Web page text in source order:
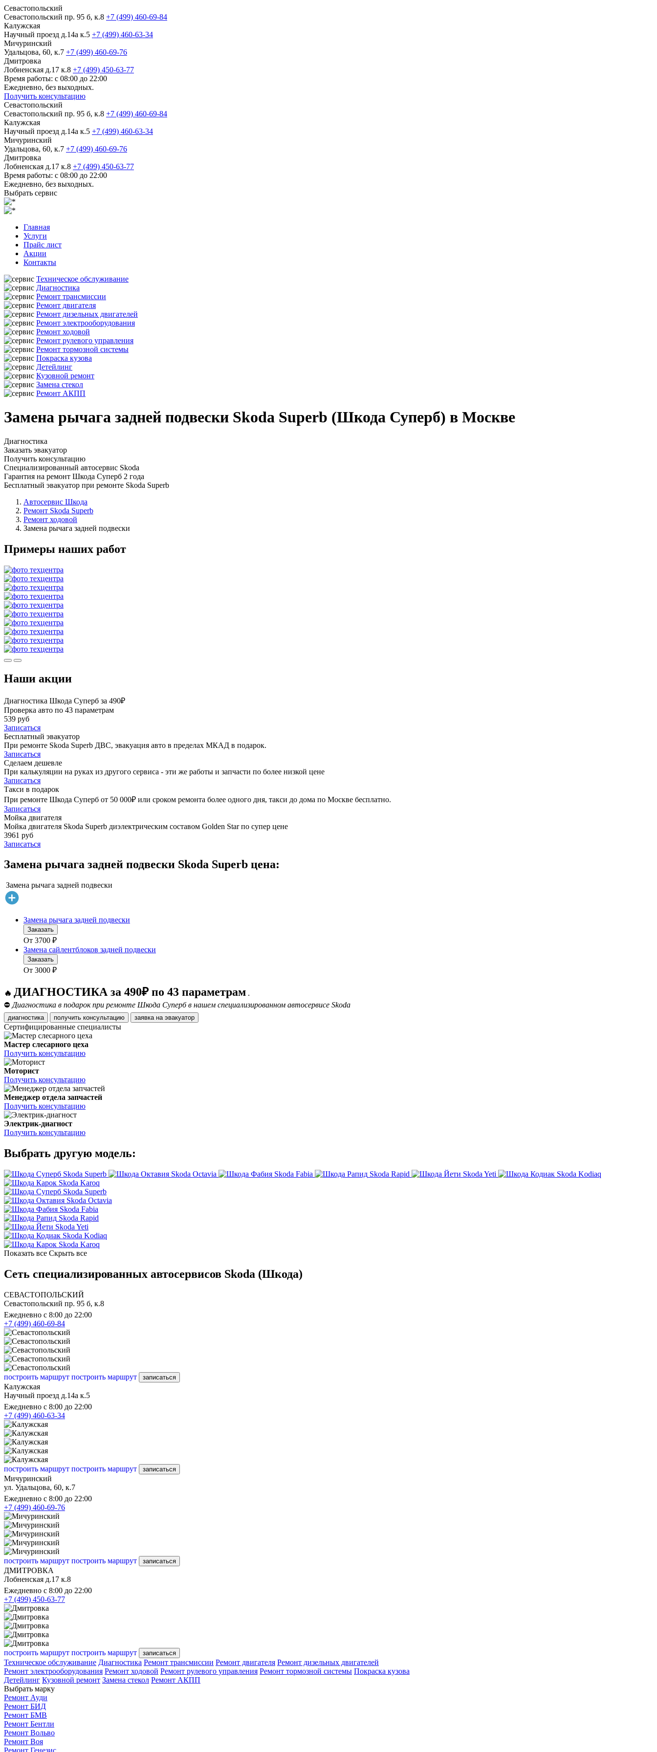
Севастопольский
Севастопольский пр. 95 б, к.8 +7 (499) 460-69-84
Калужская
Научный проезд д.14а к.5 +7 (499) 460-63-34
Мичуринский
Удальцова, 60, к.7 +7 (499) 460-69-76
Дмитровка
Лобненская д.17 к.8 +7 (499) 450-63-77
Время работы: с 08:00 до 22:00
Ежедневно, без выходных.
Получить консультацию
Севастопольский
Севастопольский пр. 95 б, к.8 +7 (499) 460-69-84
Калужская
Научный проезд д.14а к.5 +7 (499) 460-63-34
Мичуринский
Удальцова, 60, к.7 +7 (499) 460-69-76
Дмитровка
Лобненская д.17 к.8 +7 (499) 450-63-77
Время работы: с 08:00 до 22:00
Ежедневно, без выходных.
Выбрать сервис
Главная
Услуги
Прайс лист
Акции
Контакты
Техническое обслуживание
Диагностика
Ремонт трансмиссии
Ремонт двигателя
Ремонт дизельных двигателей
Ремонт электрооборудования
Ремонт ходовой
Ремонт рулевого управления
Ремонт тормозной системы
Покраска кузова
Детейлинг
Кузовной ремонт
Замена стекол
Ремонт АКПП
Замена рычага задней подвески Skoda Superb (Шкода Суперб) в Москве
Диагностика
Заказать эвакуатор
Получить консультацию
Специализированный автосервис Skoda
Гарантия на ремонт Шкода Суперб 2 года
Бесплатный эвакуатор при ремонте Skoda Superb
Автосервис Шкода
Ремонт Skoda Superb
Ремонт ходовой
Замена рычага задней подвески
Примеры наших работ
Наши акции
Диагностика Шкода Суперб за 490₽
Проверка авто по 43 параметрам
539 руб
Записаться
Бесплатный эвакуатор
При ремонте Skoda Superb ДВС, эвакуация авто в пределах МКАД в подарок.
Записаться
Сделаем дешевле
При калькуляции на руках из другого сервиса - эти же работы и запчасти по более низкой цене
Записаться
Такси в подарок
При ремонте Шкода Суперб от 50 000₽ или сроком ремонта более одного дня, такси до дома по Москве бесплатно.
Записаться
Мойка двигателя
Мойка двигателя Skoda Superb диэлектрическим составом Golden Star по супер цене
3961 руб
Записаться
Замена рычага задней подвески Skoda Superb цена:
Замена рычага задней подвески
Замена рычага задней подвески
Заказать
От 3700 ₽
Замена сайлентблоков задней подвески
Заказать
От 3000 ₽
🔥 ДИАГНОСТИКА за 490₽ по 43 параметрам .
⛔ Диагностика в подарок при ремонте Шкода Суперб в нашем специализированном автосервисе Skoda
диагностика получить консультацию заявка на эвакуатор
Сертифицированные специалисты
Мастер слесарного цеха
Получить консультацию
Моторист
Получить консультацию
Менеджер отдела запчастей
Получить консультацию
Электрик-диагност
Получить консультацию
Выбрать другую модель:
Skoda Superb Skoda Octavia Skoda Fabia Skoda Rapid Skoda Yeti
Skoda Kodiaq
Skoda Karoq
Skoda Superb
Skoda Octavia
Skoda Fabia
Skoda Rapid
Skoda Yeti
Skoda Kodiaq
Skoda Karoq
Показать все Скрыть все
Сеть специализированных автосервисов Skoda (Шкода)
СЕВАСТОПОЛЬСКИЙ
Севастопольский пр. 95 б, к.8
Ежедневно с 8:00 до 22:00
+7 (499) 460-69-84
построить маршрут построить маршрут записаться
Калужская
Научный проезд д.14а к.5
Ежедневно с 8:00 до 22:00
+7 (499) 460-63-34
построить маршрут построить маршрут записаться
Мичуринский
ул. Удальцова, 60, к.7
Ежедневно с 8:00 до 22:00
+7 (499) 460-69-76
построить маршрут построить маршрут записаться
ДМИТРОВКА
Лобненская д.17 к.8
Ежедневно с 8:00 до 22:00
+7 (499) 450-63-77
построить маршрут построить маршрут записаться
Техническое обслуживание Диагностика Ремонт трансмиссии Ремонт двигателя Ремонт дизельных двигателей
Ремонт электрооборудования Ремонт ходовой Ремонт рулевого управления Ремонт тормозной системы Покраска кузова
Детейлинг Кузовной ремонт Замена стекол Ремонт АКПП
Выбрать марку
Ремонт Ауди
Ремонт БИД
Ремонт БМВ
Ремонт Бентли
Ремонт Вольво
Ремонт Воя
Ремонт Генезис